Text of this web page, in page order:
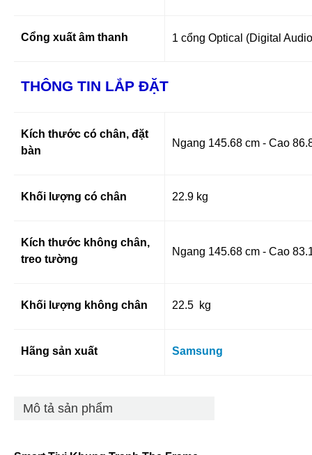
Cổng xuất âm thanh 1 cổng Optical (Digital
THÔNG TIN LẮP ĐẶT
Kích thước có chân, đặt
bàn
Ngang 145.68 cm - Cao
Khối lượng có chân 22.9 kg
Kích thước không chân,
treo tường
Ngang 145.68 cm - Cao
Khối lượng không chân 22.5 kg
Hãng sản xuất Samsung
Mô tả sản phẩm